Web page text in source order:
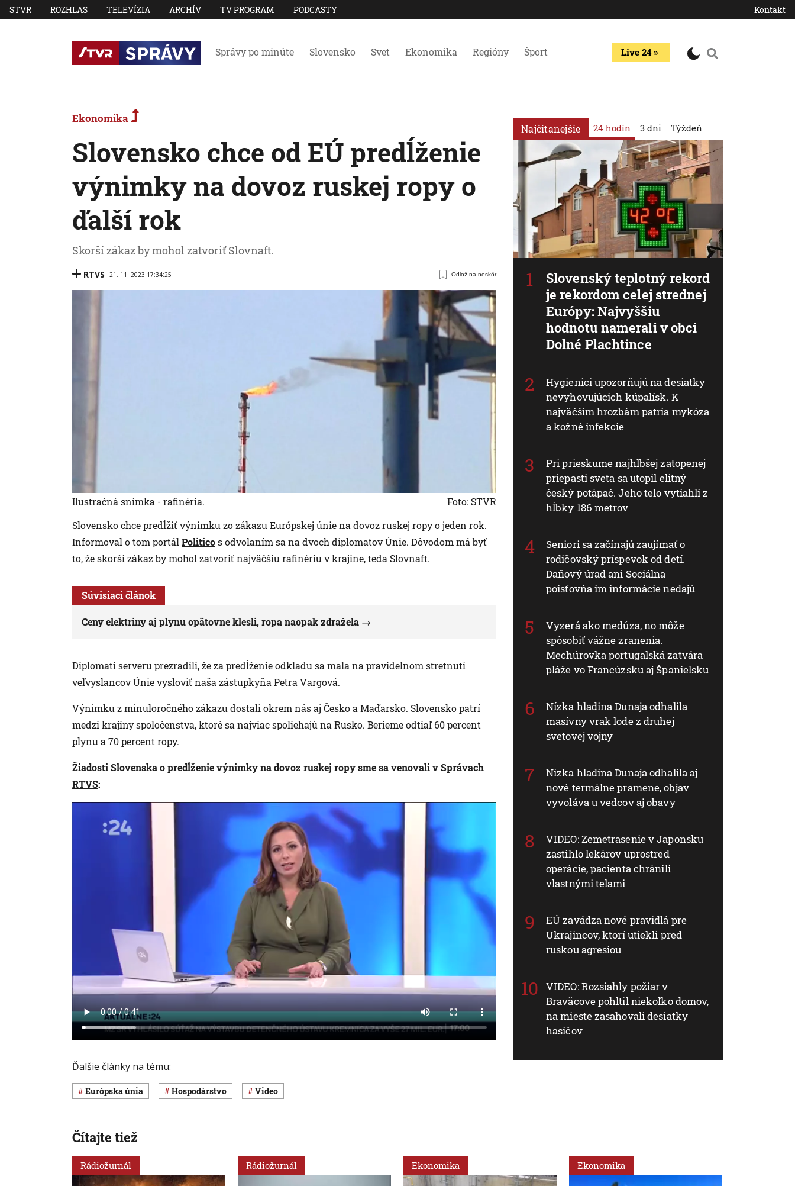
STVR ROZHLAS TELEVÍZIA ARCHÍV TV PROGRAM PODCASTY Kontakt
Správy po minúte Slovensko Svet Ekonomika Regióny Šport Live 24
Ekonomika
Slovensko chce od EÚ predĺženie
výnimky na dovoz ruskej ropy o
ďalší rok
Skorší zákaz by mohol zatvoriť Slovnaft.
RTVS 21. 11. 2023 17:34:25 Odlož na neskôr
Ilustračná snímka - rafinéria.
Foto: STVR
Slovensko chce predĺžiť výnimku zo zákazu Európskej únie na dovoz ruskej ropy o jeden rok.
Informoval o tom portál Politicos odvolaním sa na dvoch diplomatov Únie. Dôvodom má byť
to, že skorší zákaz by mohol zatvoriť najväčšiu rafinériu v krajine, teda Slovnaft.
Súvisiaci článok
Ceny elektriny aj plynu opätovne klesli, ropa naopak zdražela
Diplomati serveru prezradili, že za predĺženie odkladu sa mala na pravidelnom stretnutí
veľvyslancov Únie vysloviť naša zástupkyňa Petra Vargová.
Výnimku z minuloročného zákazu dostali okrem nás aj Česko a Maďarsko. Slovensko patrí
medzi krajiny spoločenstva, ktoré sa najviac spoliehajú na Rusko. Berieme odtiaľ 60 percent
plynu a 70 percent ropy.
Žiadosti Slovenska o predĺženie výnimky na dovoz ruskej ropy sme sa venovali vSprávach
RTVS:
Ďalšie články na tému:
Európska únia hospodárstvo Video
Najčítanejšie 24 hodín
Slovenský teplotný rekord
je rekordom celej strednej
Európy: Najvyššiu
hodnotu namerali v obci
Dolné Plachtince
Hygienici upozorňujú na desiatky
nevyhovujúcich kúpalísk. K
najväčším hrozbám patria mykóza
a kožné infekcie
Pri prieskume najhlbšej zatopenej
priepasti sveta sa utopil elitný
český potápač. Jeho telo vytiahli z
hĺbky 186 metrov
Seniori sa začínajú zaujímať o
rodičovský príspevok od detí.
Daňový úrad ani Sociálna
poisťovňa im informácie nedajú
Vyzerá ako medúza, no môže
spôsobiť vážne zranenia.
Mechúrovka portugalská zatvára
pláže vo Francúzsku aj Španielsku
Nízka hladina Dunaja odhalila
masívny vrak lode z druhej
svetovej vojny
Nízka hladina Dunaja odhalila aj
nové termálne pramene, objav
vyvoláva u vedcov aj obavy
VIDEO: Zemetrasenie v Japonsku
zastihlo lekárov uprostred
operácie, pacienta chránili
vlastnými telami
EÚ zavádza nové pravidlá pre
Ukrajincov, ktorí utiekli pred
ruskou agresiou
VIDEO: Rozsiahly požiar v
Braväcove pohltil niekoľko domov,
na mieste zasahovali desiatky
hasičov
3 dni Týždeň
Čítajte tiež
Rádiožurnál Rádiožurnál Ekonomika Ekonomika